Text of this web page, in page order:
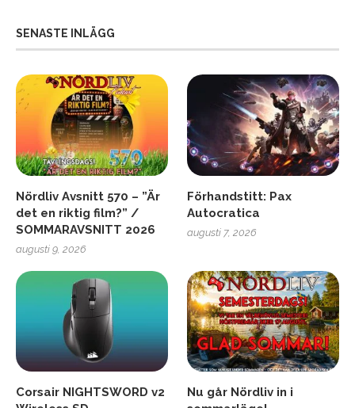
SENASTE INLÄGG
Nördliv Avsnitt 570 – ”Är
det en riktig film?” /
SOMMARAVSNITT 2026
augusti 9, 2026
Förhandstitt: Pax
Autocratica
augusti 7, 2026
Corsair NIGHTSWORD v2
Nu går Nördliv in i